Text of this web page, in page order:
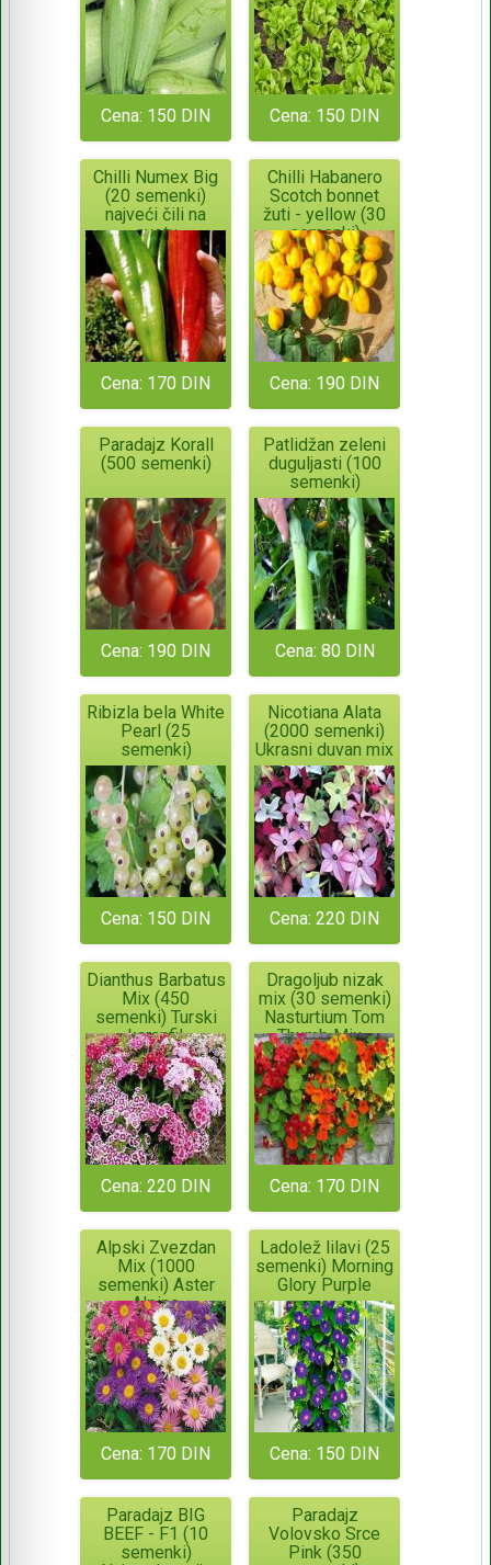
Cena: 150 DIN Cena: 150 DIN
Chilli Numex Big
(20 semenki)
najveći čili na
svetu
Cena: 170 DIN
Chilli Habanero
Scotch bonnet
žuti - yellow (30
semenki)
Cena: 190 DIN
Paradajz Korall
(500 semenki)
Cena: 190 DIN
Patlidžan zeleni
duguljasti (100
semenki)
Cena: 80 DIN
Ribizla bela White
Pearl (25
semenki)
Cena: 150 DIN
Nicotiana Alata
(2000 semenki)
Ukrasni duvan mix
Cena: 220 DIN
Dianthus Barbatus
Mix (450
semenki) Turski
karanfil
Cena: 220 DIN
Dragoljub nizak
mix (30 semenki)
Nasturtium Tom
Thumb Mix -
Tropaeolum Majus
Cena: 170 DIN
Alpski Zvezdan
Mix (1000
semenki) Aster
Alpine
Cena: 170 DIN
Ladolež lilavi (25
semenki) Morning
Glory Purple
Cena: 150 DIN
Paradajz BIG
BEEF - F1 (10
semenki)
Paradajz
Volovsko Srce
Pink (350